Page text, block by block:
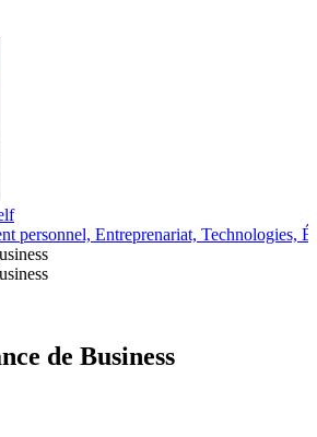
personnel, Entreprenariat, Technologies,
de Business